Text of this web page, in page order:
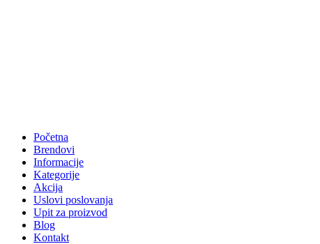
Početna
Brendovi
Informacije
Kategorije
Akcija
Uslovi poslovanja
Upit za proizvod
Blog
Kontakt